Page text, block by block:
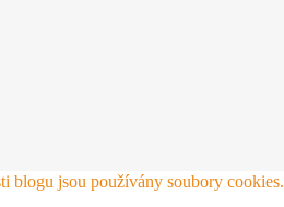
blogu jsou používány soubory cookies.